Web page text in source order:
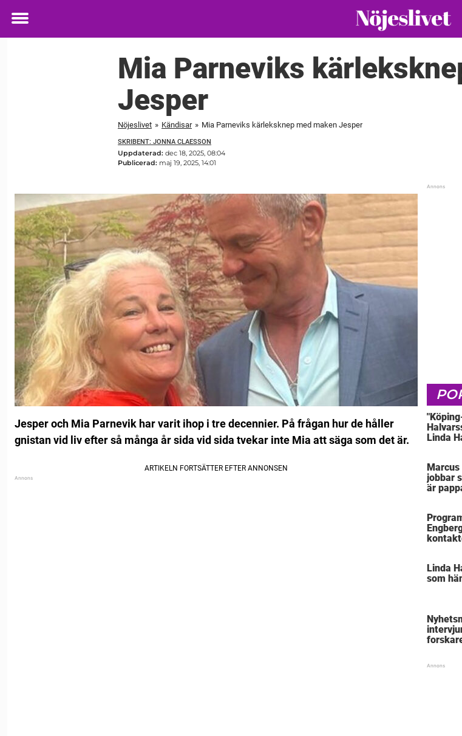
Toggle
Mia Parneviks
Jesper
Nöjeslivet » Kändisar » Mia Parneviks kärleksknep med maken Jesper
SKRIBENT: JONNA CLAESSON
Uppdaterad: dec 18, 2025, 08:04
Publicerad: maj 19, 2025, 14:01
Jesper och Mia Parnevik har varit ihop i tre decennier. På frågan hur de håller
gnistan vid liv efter så många år sida vid sida tvekar inte Mia att säga som det är.
Linda
Marcus
jobbar
är
Linda
som